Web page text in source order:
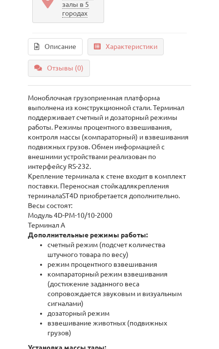
залы в 5
городах
Описание Характеристики
Отзывы (0)
Моноблочная грузоприемная платформа
выполнена из конструкционной стали. Терминал
поддерживает счетный и дозаторный режимы
работы. Режимы процентного взвешивания,
контроля массы (компараторный) и взвешивания
подвижных грузов. Обмен информацией с
внешними устройствами реализован по
интерфейсу RS-232.
Крепление терминала к стене входит в комплект
поставки. Переносная стойкадлякрепления
терминалаST4D приобретается дополнительно.
Весы состоят:
Модуль 4D-PM-10/10-2000
Терминал A
Дополнительные режимы работы:
счетный режим (подсчет количества
штучного товара по весу)
режим процентного взвешивания
компараторный режим взвешивания
(достижение заданного веса
сопровождается звуковым и визуальным
сигналами)
дозаторный режим
взвешивание животных (подвижных
грузов)